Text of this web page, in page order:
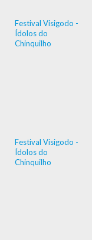
Festival Visigodo -
Ídolos do
Chinquilho
Festival Visigodo -
Ídolos do
Chinquilho